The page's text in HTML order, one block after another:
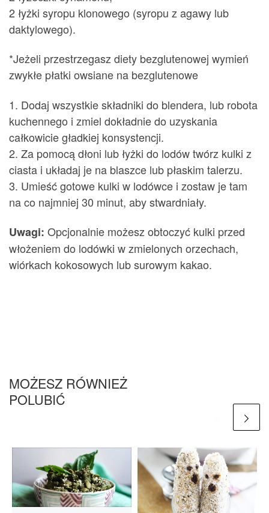
2 łyżki syropu klonowego (syropu z agawy lub
daktylowego).
*Jeżeli przestrzegasz diety bezglutenowej wymień
zwykłe płatki owsiane na bezglutenowe
1. Dodaj wszystkie składniki do blendera, lub robota
kuchennego i zmiel dokładnie do uzyskania
całkowicie gładkiej konsystencji.
2. Za pomocą dłoni lub łyżki do lodów twórz kulki z
ciasta i układaj je na blaszce lub płaskim talerzu.
3. Umieść gotowe kulki w lodówce i zostaw je tam
na co najmniej 30 minut, aby stwardniały.
Uwagi: Opcjonalnie możesz obtoczyć kulki przed
włożeniem do lodówki w zmielonych orzechach,
wiórkach kokosowych lub surowym kakao.
MOŻESZ RÓWNIEŻ
POLUBIĆ